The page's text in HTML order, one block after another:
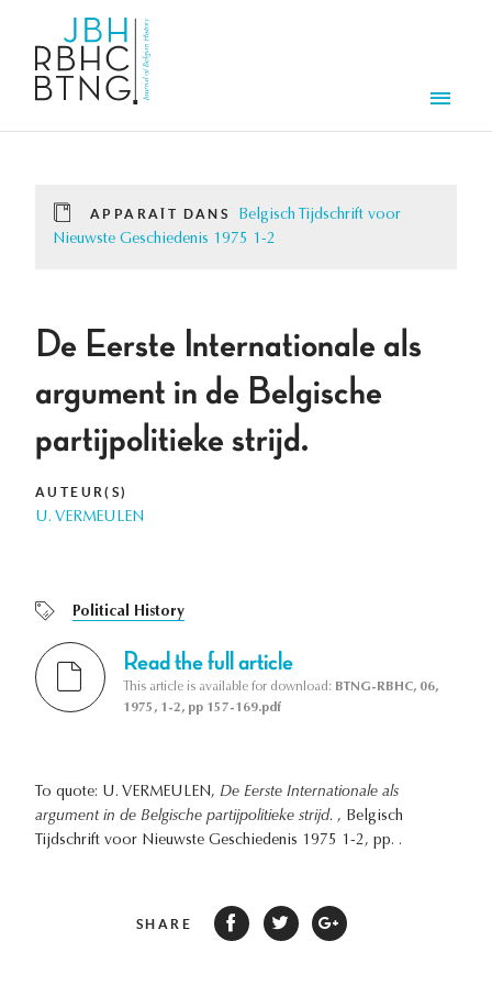
APPARAÎT DANS
Belgisch Tijdschrift voor
Nieuwste Geschiedenis 1975 1-2
De Eerste Internationale als
argument in de Belgische
partijpolitieke strijd.
AUTEUR(S)
U. VERMEULEN
Political History
Read the full article
This article is available for download: BTNG-RBHC, 06,
1975, 1-2, pp 157-169.pdf
To quote: U. VERMEULEN, De Eerste Internationale als
argument in de Belgische partijpolitieke strijd. , Belgisch
Tijdschrift voor Nieuwste Geschiedenis 1975 1-2, pp. .
SHARE